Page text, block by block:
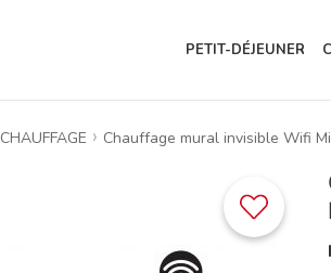
PETIT-DÉJEUNER
CHAUFFAGE Chauffage mural invisible Wifi